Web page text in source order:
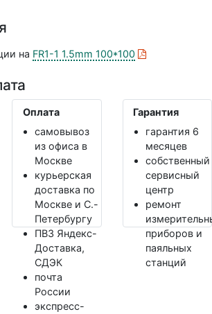
на FR1-1 1.5mm 100*100
Оплата
самовывоз
из офиса в
Москве
курьерская
доставка по
Москве и С.-
Петербургу
ПВЗ Яндекс-
Доставка,
СДЭК
почта
России
экспресс-
Гарантия
гарантия 6
месяцев
собственный
сервисный
центр
ремонт
приборов и
паяльных
станций